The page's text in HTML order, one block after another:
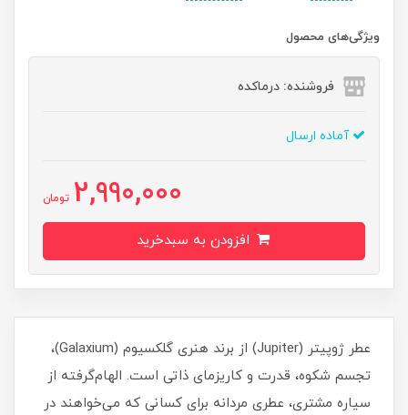
ویژگی‌های محصول
فروشنده: درماکده
آماده ارسال
2,990,000 تومان
عطر ژوپیتر (Jupiter) از برند هنری گلکسیوم (Galaxium)،
تجسم شکوه، قدرت و کاریزمای ذاتی است. الهام‌گرفته از
سیاره مشتری، عطری مردانه برای کسانی که می‌خواهند در